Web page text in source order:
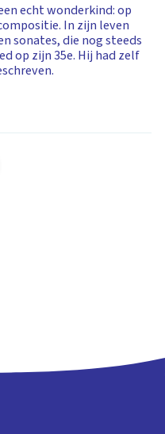
echt wonderkind: op
In zijn leven
sonates, die nog steeds
op zijn 35e. Hij had zelf